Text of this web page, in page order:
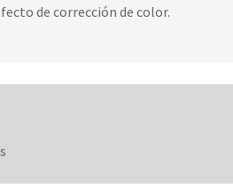
de corrección de color.